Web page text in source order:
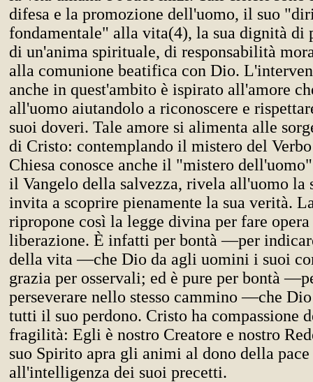
difesa e la promozione dell'uomo, il suo
fondamentale" alla vita(4), la sua dignità di
di un'anima spirituale, di responsabilità
alla comunione beatifica con Dio.
anche in quest'ambito è ispirato all'amore
all'uomo aiutandolo a riconoscere e
suoi doveri. Tale amore si alimenta alle
di Cristo: contemplando il mistero del
Chiesa conosce anche il "mistero
il Vangelo della salvezza, rivela all'uomo la
invita a scoprire pienamente la sua verità.
ripropone così la legge divina per fare
liberazione. È infatti per bontà —per
della vita —che Dio da agli uomini i suoi
grazia per osservali; ed è pure per bontà
perseverare nello stesso cammino —che
tutti il suo perdono. Cristo ha compassione
fragilità: Egli è nostro Creatore e nostro
suo Spirito apra gli animi al dono della
all'intelligenza dei suoi precetti.